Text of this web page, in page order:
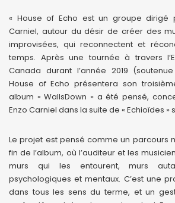
« House of Echo est un groupe dirigé
Carniel, autour du désir de créer des
improvisées, qui reconnectent et
temps. Après une tournée à travers
Canada durant l’année 2019
House of Echo présentera son
album « WallsDown » a été pensé,
Enzo Carniel dans la suite de « Echioïdes »
Le projet est pensé comme un parcours
fin de l’album, où l’auditeur et les
murs qui les entourent, murs
psychologiques et mentaux. C’est une
dans tous les sens du terme, et un